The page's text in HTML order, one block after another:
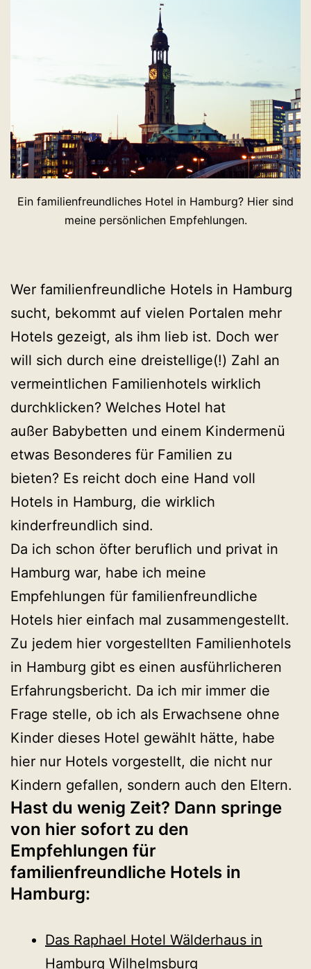
Ein familienfreundliches Hotel in Hamburg? Hier sind
meine persönlichen Empfehlungen.
Wer familienfreundliche Hotels in Hamburg
sucht, bekommt auf vielen Portalen mehr
Hotels gezeigt, als ihm lieb ist. Doch wer
will sich durch eine dreistellige(!) Zahl an
vermeintlichen Familienhotels wirklich
durchklicken? Welches Hotel hat
außer Babybetten und einem Kindermenü
etwas Besonderes für Familien zu
bieten? Es reicht doch eine Hand voll
Hotels in Hamburg, die wirklich
kinderfreundlich sind.
Da ich schon öfter beruflich und privat in
Hamburg war, habe ich meine
Empfehlungen für familienfreundliche
Hotels hier einfach mal zusammengestellt.
Zu jedem hier vorgestellten Familienhotels
in Hamburg gibt es einen ausführlicheren
Erfahrungsbericht. Da ich mir immer die
Frage stelle, ob ich als Erwachsene ohne
Kinder dieses Hotel gewählt hätte, habe
hier nur Hotels vorgestellt, die nicht nur
Kindern gefallen, sondern auch den Eltern.
Hast du wenig Zeit? Dann springe
von hier sofort zu den
Empfehlungen für
familienfreundliche Hotels in
Hamburg:
Das Raphael Hotel Wälderhaus in
Hamburg Wilhelmsburg